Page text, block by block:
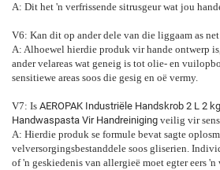
A: Dit het 'n verfrissende sitrusgeur wat jou
V6: Kan dit op ander dele van die liggaam as
A: Alhoewel hierdie produk vir hande ontwerp
ander velareas wat geneig is tot olie- en
sensitiewe areas soos die gesig en oë vermy.
V7: Is AEROPAK Industriële Handskrob 2 L 2
Handwaspasta Vir Handreiniging veilig vir
A: Hierdie produk se formule bevat sagte
velversorgingsbestanddele soos gliserien.
of 'n geskiedenis van allergieë moet egter eers 'n